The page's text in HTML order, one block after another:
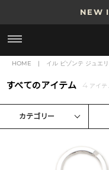
NEW
8/17(月)10時ま
贈る相手やシーン
NEW IN
HOME | イル ビゾンテ ジュエ
すべてのアイテム 4 アイテ
カテゴリー